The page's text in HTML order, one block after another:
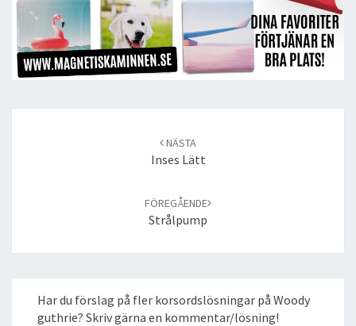
NÄSTA
Inses Lätt
FÖREGÅENDE
Strålpump
Har du förslag på fler korsordslösningar på Woody
guthrie? Skriv gärna en kommentar/lösning!